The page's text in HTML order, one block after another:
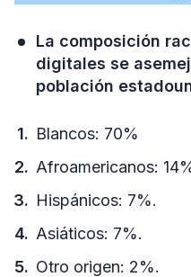
La composición
digitales se
población
Blancos: 70%
Afroamericanos:
Hispánicos: 7%.
Asiáticos: 7%.
Otro origen: 2%.